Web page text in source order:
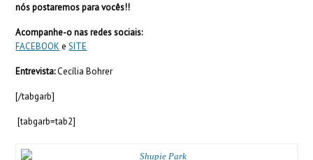
nós postaremos para vocês!!
Acompanhe-o nas redes sociais:
FACEBOOK eSITE
Entrevista:Cecília Bohrer
[/tabgarb]
[tabgarb=tab2]